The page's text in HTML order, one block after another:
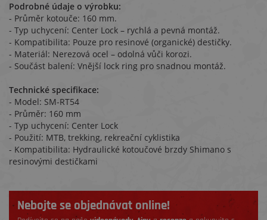
Podrobné údaje o výrobku:
- Průměr kotouče: 160 mm.
- Typ uchycení: Center Lock – rychlá a pevná montáž.
- Kompatibilita: Pouze pro resinové (organické) destičky.
- Materiál: Nerezová ocel – odolná vůči korozi.
- Součást balení: Vnější lock ring pro snadnou montáž.
Technické specifikace:
- Model: SM-RT54
- Průměr: 160 mm
- Typ uchycení: Center Lock
- Použití: MTB, trekking, rekreační cyklistika
- Kompatibilita: Hydraulické kotoučové brzdy Shimano s
resinovými destičkami
Nebojte se objednávat online!